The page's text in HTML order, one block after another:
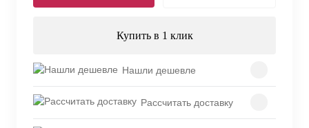
Купить в 1 клик
Нашли дешевле
Рассчитать доставку